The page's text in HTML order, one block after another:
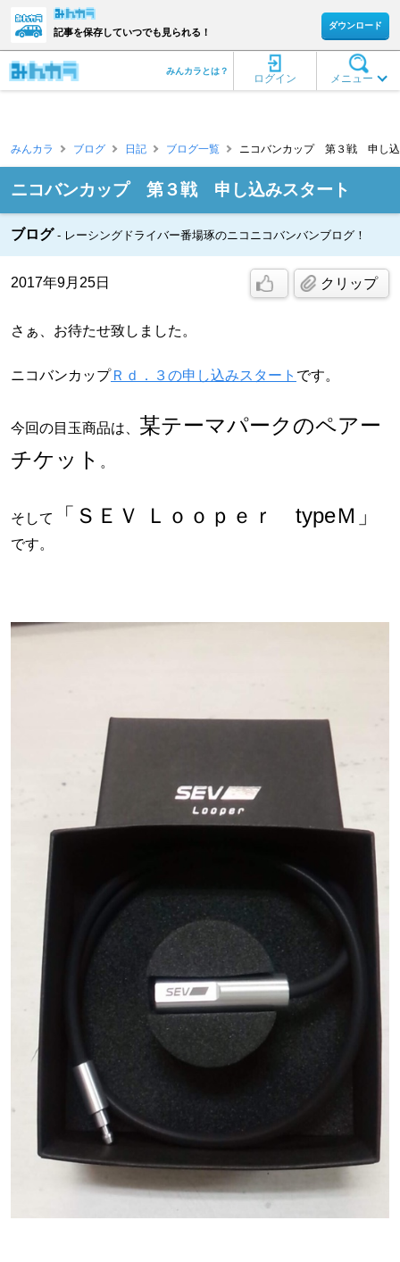
記事を保存していつでも見られる！
ダウンロード
メニュー
ログイン
みんカラとは？
みんカラ ブログ 日記 ブログ一覧 ニコバンカップ 第３戦 申し込
ニコバンカップ 第３戦 申し込みスタート
ブログ レーシングドライバー番場琢のニコニコバンバンブログ！
2017年9月25日 クリップ
さぁ、お待たせ致しました。
ニコバンカップＲｄ．３の申し込みスタート です。
今回の目玉商品は、 某テーマパークのペアー
チケット 。
そして 「ＳＥＶ Ｌｏｏｐｅｒ typeＭ」
です。